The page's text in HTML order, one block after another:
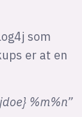
som
er at en
%m%n”